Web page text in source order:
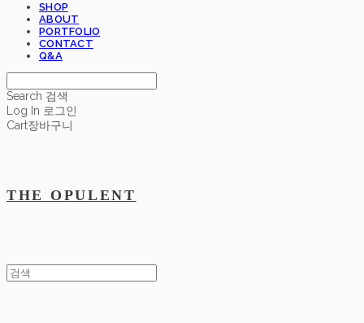
SHOP
ABOUT
PORTFOLIO
CONTACT
Q&A
Search 검색
Log In 로그인
Cart장바구니
THE OPULENT